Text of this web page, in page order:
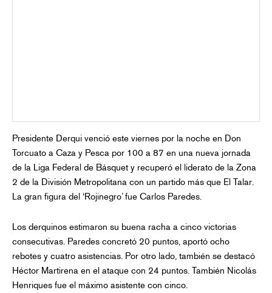
Presidente Derqui venció este viernes por la noche en Don
Torcuato a Caza y Pesca por 100 a 87 en una nueva jornada
de la Liga Federal de Básquet y recuperó el liderato de la Zona
2 de la División Metropolitana con un partido más que El Talar.
La gran figura del ‘Rojinegro’ fue Carlos Paredes.
Los derquinos estimaron su buena racha a cinco victorias
consecutivas. Paredes concretó 20 puntos, aportó ocho
rebotes y cuatro asistencias. Por otro lado, también se destacó
Héctor Martirena en el ataque con 24 puntos. También Nicolás
Henriques fue el máximo asistente con cinco.